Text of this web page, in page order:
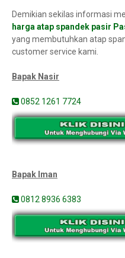
Demikian sekilas informasi
harga atap spandek pasir
yang membutuhkan atap
customer service kami.
Bapak Nasir
0852 1261 7724
Bapak Iman
0812 8936 6383